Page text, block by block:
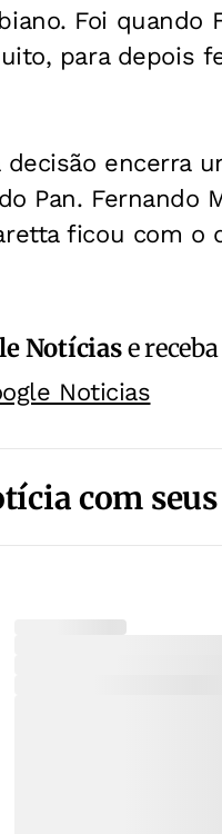
Foi quando
para depois
encerra
Pan. Fernando
ficou com o
Notíciase
Noticias
com